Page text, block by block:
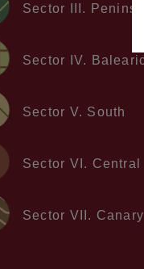
Sector III.
Sector IV.
Sector V. South
Sector VI. Central
Sector VII. Canary